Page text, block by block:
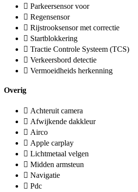
Parkeersensor voor
Regensensor
Rijstrooksensor met correctie
Startblokkering
Tractie Controle Systeem (TCS)
Verkeersbord detectie
Vermoeidheids herkenning
Overig
Achteruit camera
Afwijkende dakkleur
Airco
Apple carplay
Lichtmetaal velgen
Midden armsteun
Navigatie
Pdc